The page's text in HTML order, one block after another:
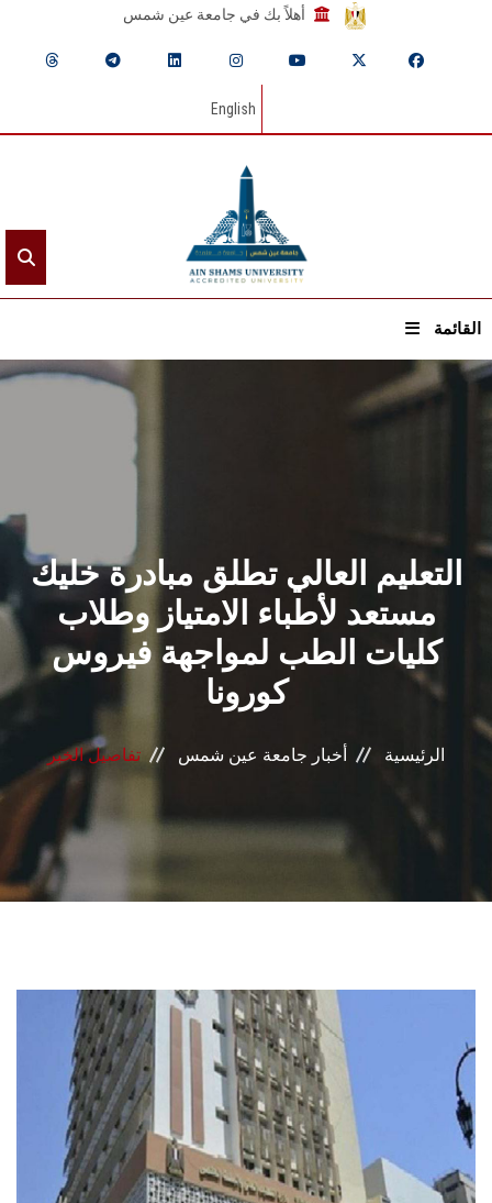
أهلاً بك في جامعة عين شمس
English
القائمة
القطاعـات
الشئون الأكاديمية
البحث العلمي
الرعاية الصحية
المراكز والوحدات
الأنظمة الذكية
الإعلام
الطلاب
هيئة التدريس
الدراسات العليا
الخريجين
التعليم العالي تطلق مبادرة خليك
مستعد لأطباء الامتياز وطلاب
كليات الطب لمواجهة فيروس
كورونا
الرئيسية أخبار جامعة عين شمس تفاصيل الخبر